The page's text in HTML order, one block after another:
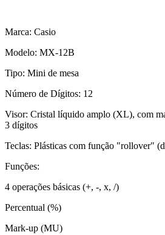
Marca: Casio
Modelo: MX-12B
Tipo: Mini de mesa
Número de Dígitos: 12
Visor: Cristal líquido amplo (XL), com
3 dígitos
Teclas: Plásticas com função "rollover"
Funções:
4 operações básicas (+, -, x, /)
Percentual (%)
Mark-up (MU)